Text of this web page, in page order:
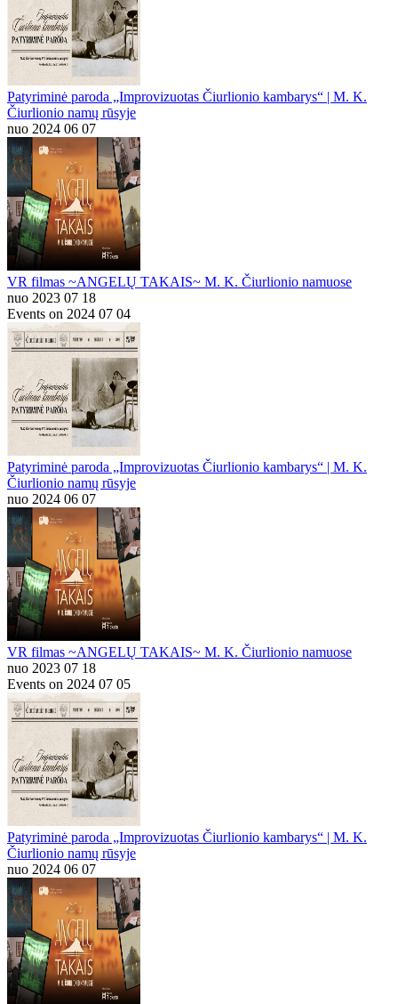
Patyriminė paroda „Improvizuotas Čiurlionio kambarys“ | M. K.
Čiurlionio namų rūsyje
nuo 2024 06 07
VR filmas ~ANGELŲ TAKAIS~ M. K. Čiurlionio namuose
nuo 2023 07 18
Events on 2024 07 04
Patyriminė paroda „Improvizuotas Čiurlionio kambarys“ | M. K.
Čiurlionio namų rūsyje
nuo 2024 06 07
VR filmas ~ANGELŲ TAKAIS~ M. K. Čiurlionio namuose
nuo 2023 07 18
Events on 2024 07 05
Patyriminė paroda „Improvizuotas Čiurlionio kambarys“ | M. K.
Čiurlionio namų rūsyje
nuo 2024 06 07